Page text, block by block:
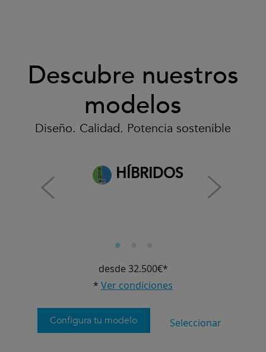
Descubre nuestros
modelos
Diseño. Calidad. Potencia sostenible
HÍBRIDOS
desde 32.500€*
* Ver condiciones
Configura tu modelo Seleccionar